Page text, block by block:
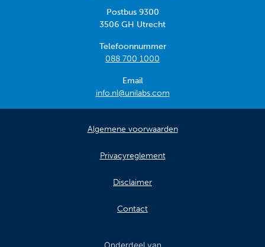
Postbus 9300
3506 GH Utrecht
Telefoonnummer
088 700 1000
Email
info.nl@unilabs.com
Algemene voorwaarden
Privacyreglement
Disclaimer
Contact
Onderdeel van